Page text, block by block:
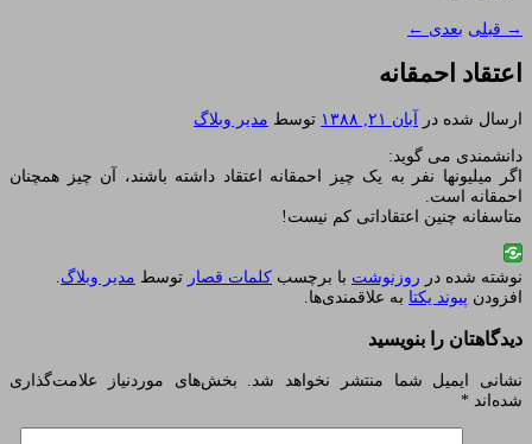
→ قبلی بعدی ←
اعتقاد احمقانه
ارسال شده در آبان ۲۱, ۱۳۸۸ توسط مدیر وبلاگ
دانشمندی می گوید:
اگر میلیونها نفر به یک چیز احمقانه اعتقاد داشته باشند، آن چیز همچنان
احمقانه است.
متاسفانه چنین اعتقاداتی کم نیست!
نوشته شده در روزنوشت با برچسب کلمات قصار توسط مدیر وبلاگ.
افزودن پیوند یکتا به علاقمندی‌ها.
دیدگاهتان را بنویسید
نشانی ایمیل شما منتشر نخواهد شد.
بخش‌های موردنیاز علامت‌گذاری
شده‌اند *